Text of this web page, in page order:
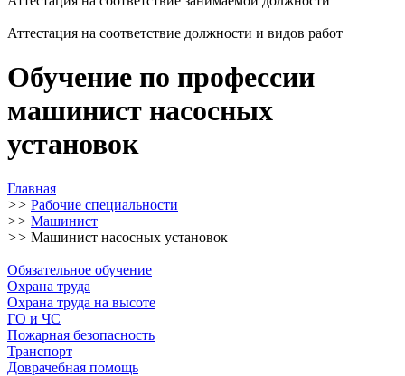
Аттестация на соответствие должности и видов работ
Обучение по профессии
машинист насосных
установок
Главная
>> Рабочие специальности
>> Машинист
>> Машинист насосных установок
Обязательное обучение
Охрана труда
Охрана труда на высоте
ГО и ЧС
Пожарная безопасность
Транспорт
Доврачебная помощь